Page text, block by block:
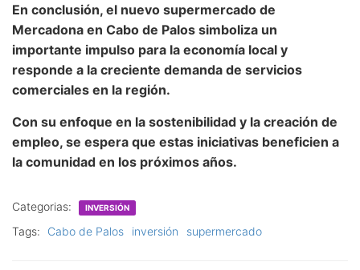
En conclusión, el nuevo supermercado de
Mercadona en Cabo de Palos simboliza un
importante impulso para la economía local y
responde a la creciente demanda de servicios
comerciales en la región.
Con su enfoque en la sostenibilidad y la creación de
empleo, se espera que estas iniciativas beneficien a
la comunidad en los próximos años.
Categorias: INVERSIÓN
Tags: Cabo de Palos inversión supermercado